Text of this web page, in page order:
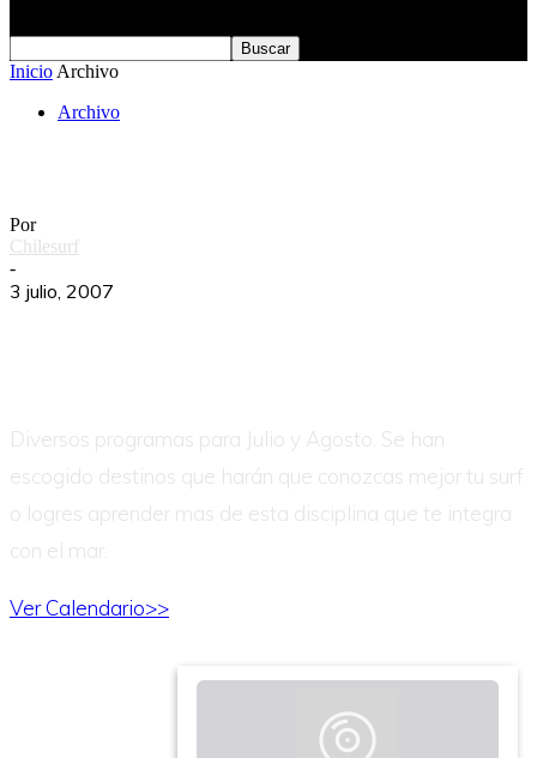
Inicio Archivo
Archivo
Por
Chilesurf
-
3 julio, 2007
Diversos programas para Julio y Agosto. Se han
escogido destinos que harán que conozcas mejor tu surf
o logres aprender mas de esta disciplina que te integra
con el mar.
Ver Calendario>>